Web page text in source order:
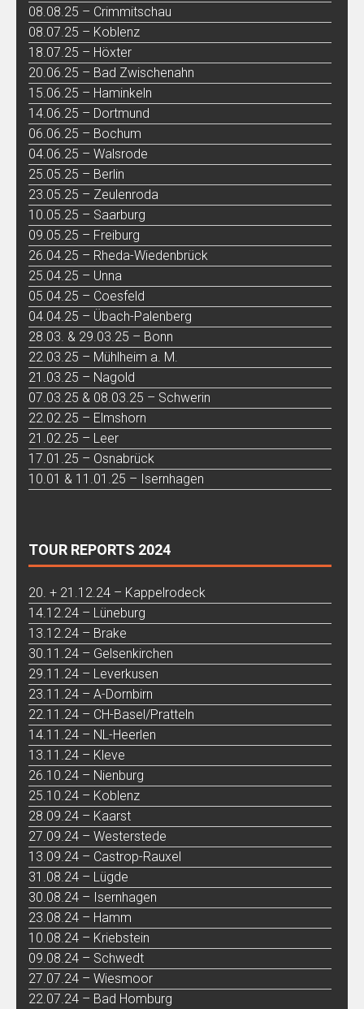
08.08.25 – Crimmitschau
08.07.25 – Koblenz
18.07.25 – Höxter
20.06.25 – Bad Zwischenahn
15.06.25 – Haminkeln
14.06.25 – Dortmund
06.06.25 – Bochum
04.06.25 – Walsrode
25.05.25 – Berlin
23.05.25 – Zeulenroda
10.05.25 – Saarburg
09.05.25 – Freiburg
26.04.25 – Rheda-Wiedenbrück
25.04.25 – Unna
05.04.25 – Coesfeld
04.04.25 – Übach-Palenberg
28.03. & 29.03.25 – Bonn
22.03.25 – Mühlheim a. M.
21.03.25 – Nagold
07.03.25 & 08.03.25 – Schwerin
22.02.25 – Elmshorn
21.02.25 – Leer
17.01.25 – Osnabrück
10.01 & 11.01.25 – Isernhagen
TOUR REPORTS 2024
20. + 21.12.24 – Kappelrodeck
14.12.24 – Lüneburg
13.12.24 – Brake
30.11.24 – Gelsenkirchen
29.11.24 – Leverkusen
23.11.24 – A-Dornbirn
22.11.24 – CH-Basel/Pratteln
14.11.24 – NL-Heerlen
13.11.24 – Kleve
26.10.24 – Nienburg
25.10.24 – Koblenz
28.09.24 – Kaarst
27.09.24 – Westerstede
13.09.24 – Castrop-Rauxel
31.08.24 – Lügde
30.08.24 – Isernhagen
23.08.24 – Hamm
10.08.24 – Kriebstein
09.08.24 – Schwedt
27.07.24 – Wiesmoor
22.07.24 – Bad Homburg